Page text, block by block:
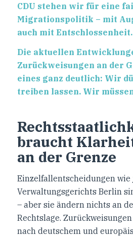
CDU stehen wir für eine
Migrationspolitik – mit
auch mit Entschlossenheit.
Die aktuellen
Zurückweisungen an der
eines ganz deutlich: Wir
treiben lassen. Wir
braucht
an der Grenze
Einzelfallentscheidungen wie
Verwaltungsgerichts Berlin
– aber sie ändern nichts an
Rechtslage.
nach deutschem und